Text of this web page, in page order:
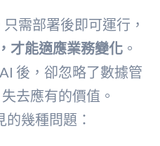
需部署後即可運行，
才能適應業務變化 。
後，卻忽略了數據管
去應有的價值。
幾種問題：